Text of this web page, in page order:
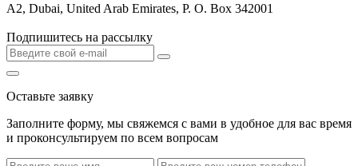
A2, Dubai, United Arab Emirates, P. O. Box 342001
Подпишитесь на рассылку
Оставьте заявку
Заполните форму, мы свяжемся с вами в удобное для вас время
и проконсультируем по всем вопросам